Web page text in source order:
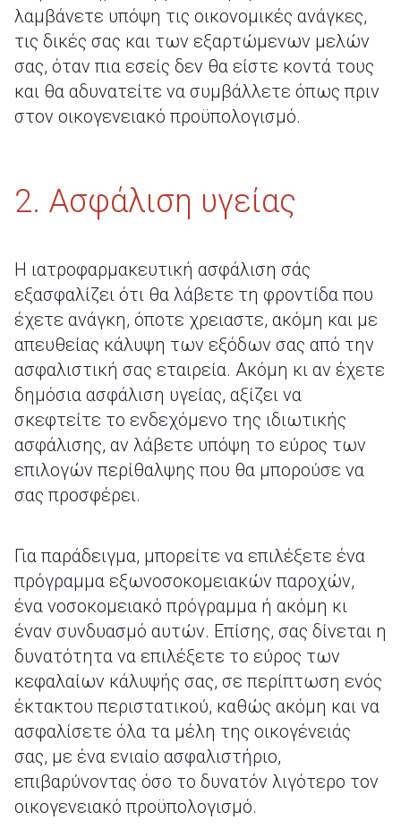
λαμβάνετε υπόψη τις οικονομικές ανάγκες,
τις δικές σας και των εξαρτώμενων μελών
σας, όταν πια εσείς δεν θα είστε κοντά τους
και θα αδυνατείτε να συμβάλλετε όπως πριν
στον οικογενειακό προϋπολογισμό.
2. Ασφάλιση υγείας
Η ιατροφαρμακευτική ασφάλιση σάς
εξασφαλίζει ότι θα λάβετε τη φροντίδα που
έχετε ανάγκη, όποτε χρειαστε, ακόμη και με
απευθείας κάλυψη των εξόδων σας από την
ασφαλιστική σας εταιρεία. Ακόμη κι αν έχετε
δημόσια ασφάλιση υγείας, αξίζει να
σκεφτείτε το ενδεχόμενο της ιδιωτικής
ασφάλισης, αν λάβετε υπόψη το εύρος των
επιλογών περίθαλψης που θα μπορούσε να
σας προσφέρει.
Για παράδειγμα, μπορείτε να επιλέξετε ένα
πρόγραμμα εξωνοσοκομειακών παροχών,
ένα νοσοκομειακό πρόγραμμα ή ακόμη κι
έναν συνδυασμό αυτών. Επίσης, σας δίνεται η
δυνατότητα να επιλέξετε το εύρος των
κεφαλαίων κάλυψής σας, σε περίπτωση ενός
έκτακτου περιστατικού, καθώς ακόμη και να
ασφαλίσετε όλα τα μέλη της οικογένειάς
σας, με ένα ενιαίο ασφαλιστήριο,
επιβαρύνοντας όσο το δυνατόν λιγότερο τον
οικογενειακό προϋπολογισμό.